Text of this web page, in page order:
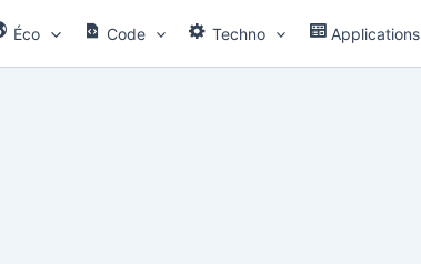
Éco Code Techno Applications